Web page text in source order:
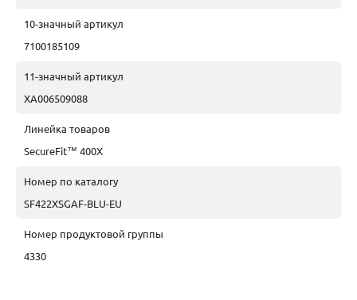
10-значный артикул
7100185109
11-значный артикул
XA006509088
Линейка товаров
SecureFit™ 400X
Номер по каталогу
SF422XSGAF-BLU-EU
Номер продуктовой группы
4330